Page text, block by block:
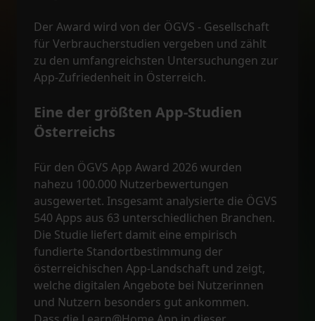
Der Award wird von der ÖGVS - Gesellschaft
für Verbraucherstudien vergeben und zählt
zu den umfangreichsten Untersuchungen zur
App-Zufriedenheit in Österreich.
Eine der größten App-Studien
Österreichs
Für den ÖGVS App Award 2026 wurden
nahezu 100.000 Nutzerbewertungen
ausgewertet. Insgesamt analysierte die ÖGVS
540 Apps aus 63 unterschiedlichen Branchen.
Die Studie liefert damit eine empirisch
fundierte Standortbestimmung der
österreichischen App-Landschaft und zeigt,
welche digitalen Angebote bei Nutzerinnen
und Nutzern besonders gut ankommen.